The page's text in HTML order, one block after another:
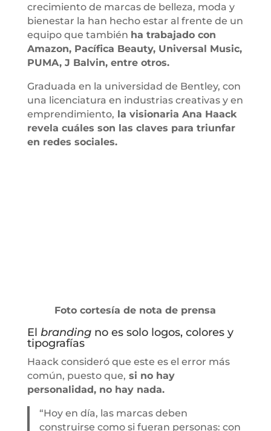
crecimiento de marcas de belleza, moda y
bienestar la han hecho estar al frente de un
equipo que también ha trabajado con
Amazon, Pacífica Beauty, Universal Music,
PUMA, J Balvin, entre otros.
Graduada en la universidad de Bentley, con
una licenciatura en industrias creativas y en
emprendimiento, la visionaria Ana Haack
revela cuáles son las claves para triunfar
en redes sociales.
Foto cortesía de nota de prensa
⁠El brandingno es solo logos, colores y
tipografías
Haack consideró que este es el error más
común, puesto que, si no hay
personalidad, no hay nada.
“Hoy en día, las marcas deben
construirse como si fueran personas: con